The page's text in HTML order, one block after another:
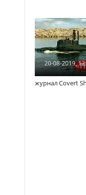
20-08-2019,
журнал Covert